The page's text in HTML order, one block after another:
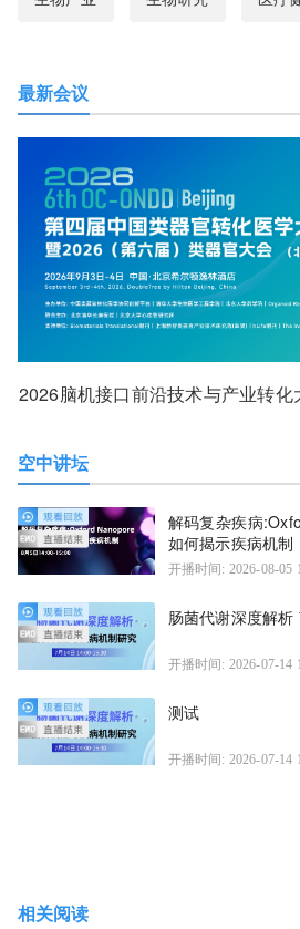
最新会议
2026脑机接口前沿技术与产业转化
空中讲坛
解码复杂疾病
如何揭示疾病机制
开播时间: 2026-08-05
肠菌代谢深度解
开播时间: 2026-07-14
测试
开播时间: 2026-07-14
相关阅读